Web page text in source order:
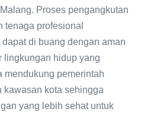
Proses pengangkutan
tenaga profesional
di buang dengan aman
lingkungan hidup yang
mendukung pemerintah
kawasan kota sehingga
yang lebih sehat untuk